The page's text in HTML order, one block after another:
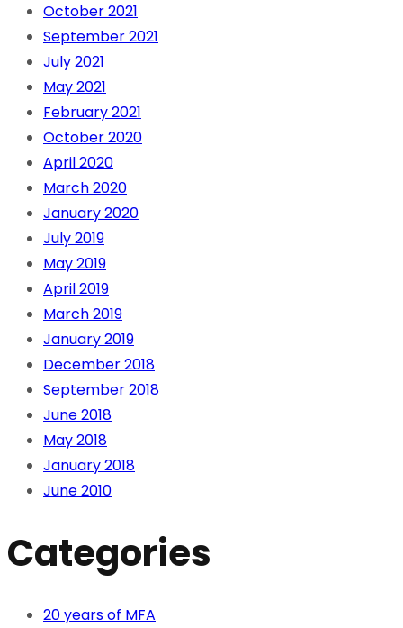
October 2021
September 2021
July 2021
May 2021
February 2021
October 2020
April 2020
March 2020
January 2020
July 2019
May 2019
April 2019
March 2019
January 2019
December 2018
September 2018
June 2018
May 2018
January 2018
June 2010
Categories
20 years of MFA